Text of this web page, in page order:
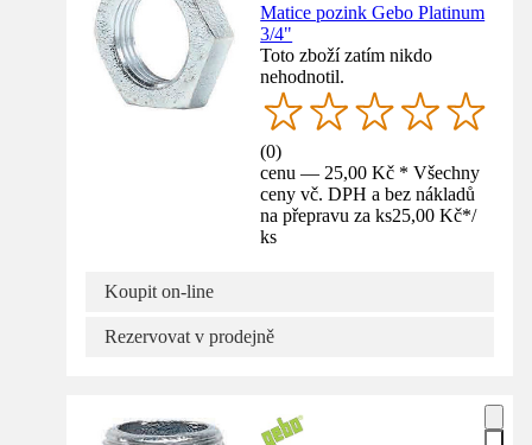
Matice pozink Gebo Platinum
3/4"
Toto zboží zatím nikdo
nehodnotil.
(0)
cenu — 25,00 Kč * Všechny
ceny vč. DPH a bez nákladů
na přepravu za ks25,00 Kč*/
ks
Koupit on-line
Rezervovat v prodejně